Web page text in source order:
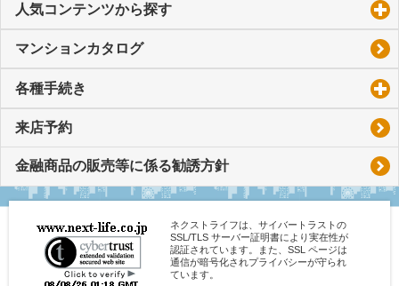
人気コンテンツから探す
マンションカタログ
各種手続き
来店予約
金融商品の販売等に係る勧誘方針
ネクストライフは、サイバートラストの
SSL/TLS サーバー証明書により実在性が
認証されています。また、SSL ページは
通信が暗号化されプライバシーが守られ
ています。